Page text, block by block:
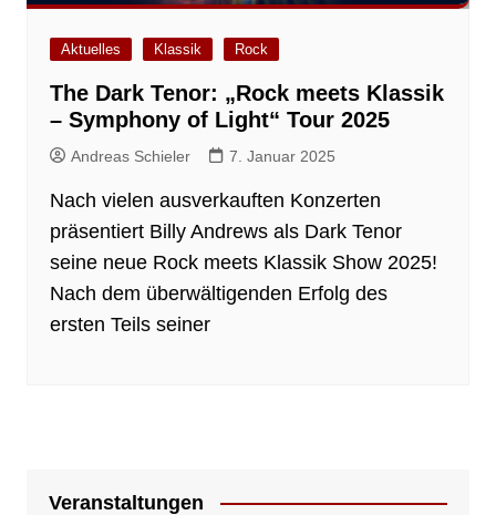
Aktuelles Klassik Rock
The Dark Tenor: „Rock meets Klassik
– Symphony of Light“ Tour 2025
Andreas Schieler 7. Januar 2025
Nach vielen ausverkauften Konzerten
präsentiert Billy Andrews als Dark Tenor
seine neue Rock meets Klassik Show 2025!
Nach dem überwältigenden Erfolg des
ersten Teils seiner
Veranstaltungen